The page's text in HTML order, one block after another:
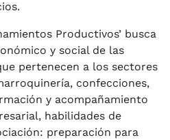
Productivos’ busca
y social de las
pertenecen a los sectores
confecciones,
y acompañamiento
habilidades de
preparación para